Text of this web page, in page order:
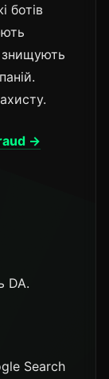
ботів
→
DA.
Search